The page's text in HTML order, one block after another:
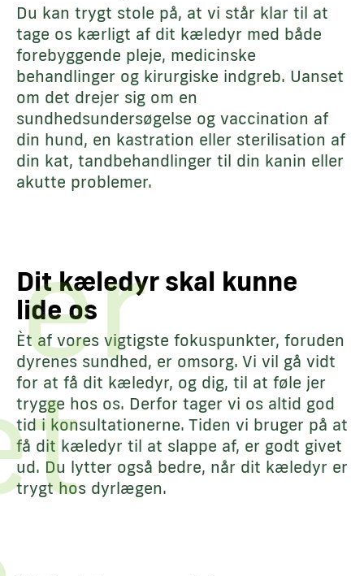
Du kan trygt stole på, at vi står klar til at
tage os kærligt af dit kæledyr med både
forebyggende pleje, medicinske
behandlinger og kirurgiske indgreb. Uanset
om det drejer sig om en
sundhedsundersøgelse og vaccination af
din hund, en kastration eller sterilisation af
din kat, tandbehandlinger til din kanin eller
akutte problemer.
Dit kæledyr skal kunne
lide os
Èt af vores vigtigste fokuspunkter, foruden
dyrenes sundhed, er omsorg. Vi vil gå vidt
for at få dit kæledyr, og dig, til at føle jer
trygge hos os. Derfor tager vi os altid god
tid i konsultationerne. Tiden vi bruger på at
få dit kæledyr til at slappe af, er godt givet
ud. Du lytter også bedre, når dit kæledyr er
trygt hos dyrlægen.